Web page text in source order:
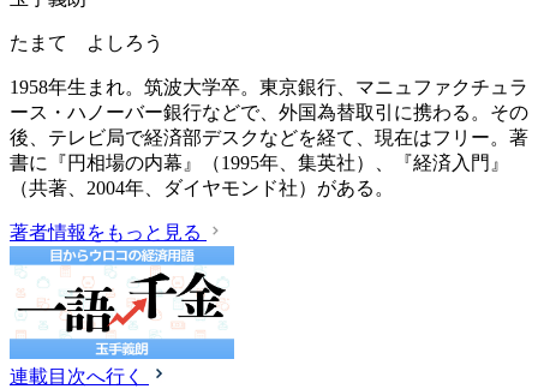
たまて よしろう
1958年生まれ。筑波大学卒。東京銀行、マニュファクチュラ
ース・ハノーバー銀行などで、外国為替取引に携わる。その
後、テレビ局で経済部デスクなどを経て、現在はフリー。著
書に『円相場の内幕』（1995年、集英社）、『経済入門』
（共著、2004年、ダイヤモンド社）がある。
著者情報をもっと見る
連載目次へ行く